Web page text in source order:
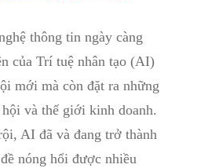
thông tin ngày càng
của Trí tuệ nhân tạo (AI)
mới mà còn đặt ra những
và thế giới kinh doanh.
AI đã và đang trở thành
nóng hổi được nhiều